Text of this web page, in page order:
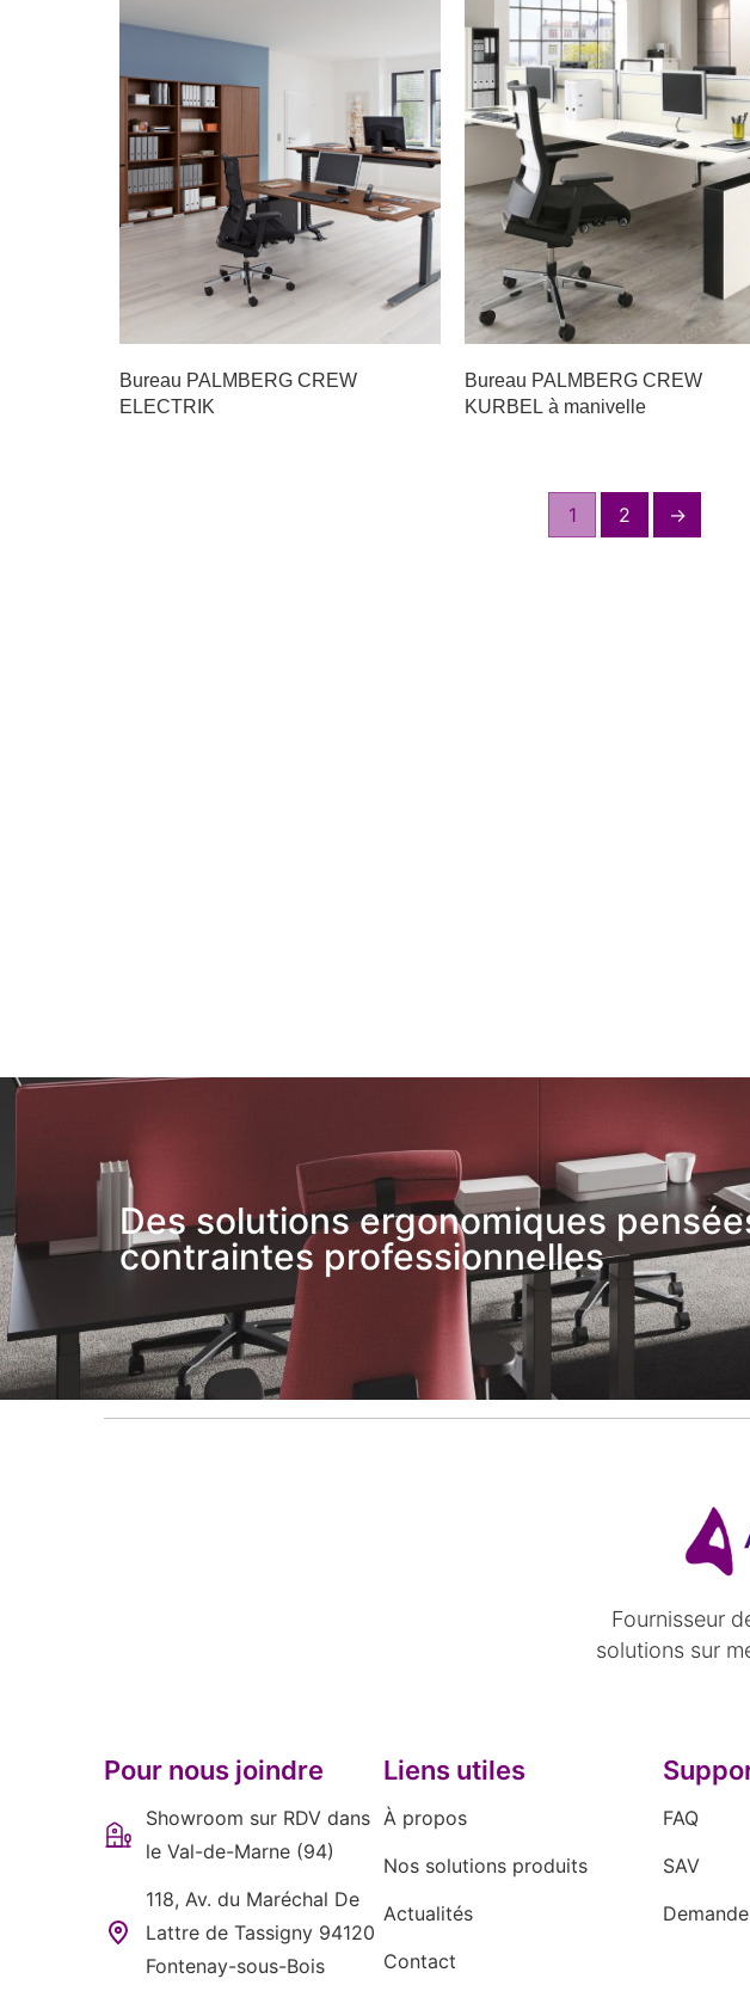
Bureau PALMBERG CREW
ELECTRIK
Bureau PALMBERG CREW
KURBEL à manivelle
1 2 →
Des solutions ergonomiques
contraintes professionnelles
Fournisseur
solutions sur
Pour nous joindre
Showroom sur RDV dans
le Val-de-Marne (94)
118, Av. du Maréchal De
Lattre de Tassigny 94120
Fontenay-sous-Bois
Liens utiles
À propos
Nos solutions produits
Actualités
Contact
FAQ
SAV